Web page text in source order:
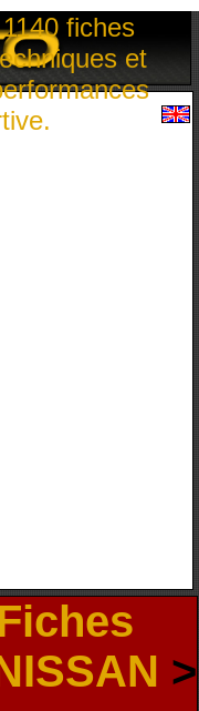
1140 fiches
et
>